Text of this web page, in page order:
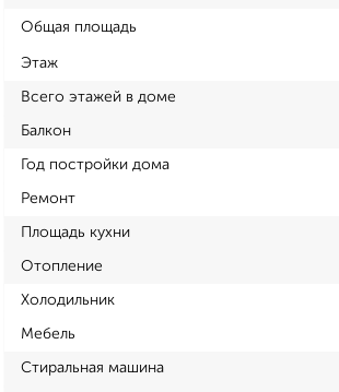
Общая площадь
Этаж
Всего этажей в доме
Балкон
Год постройки дома
Ремонт
Площадь кухни
Отопление
Холодильник
Мебель
Стиральная машина